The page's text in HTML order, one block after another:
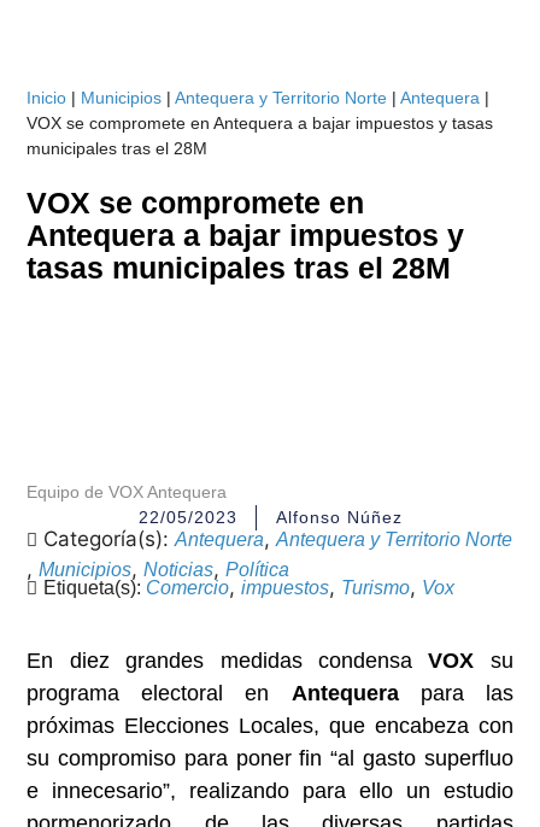
Inicio | Municipios |Antequera y Territorio Norte |Antequera |
VOX se compromete en Antequera a bajar impuestos y tasas
municipales tras el 28M
VOX se compromete en
Antequera a bajar impuestos y
tasas municipales tras el 28M
Equipo de VOX Antequera
22/05/2023
Alfonso Núñez
Categoría(s):Antequera, Antequera y Territorio Norte
, Municipios, Noticias, Política
Etiqueta(s): Comercio, impuestos, Turismo, Vox
En diez grandes medidas condensaVOX su
programa electoral en Antequerapara las
próximas Elecciones Locales, que encabeza con
su compromiso para poner fin “al gasto superfluo
e innecesario”, realizando para ello un estudio